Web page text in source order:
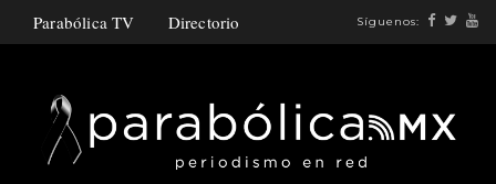
Parabólica TV Directorio Síguenos: